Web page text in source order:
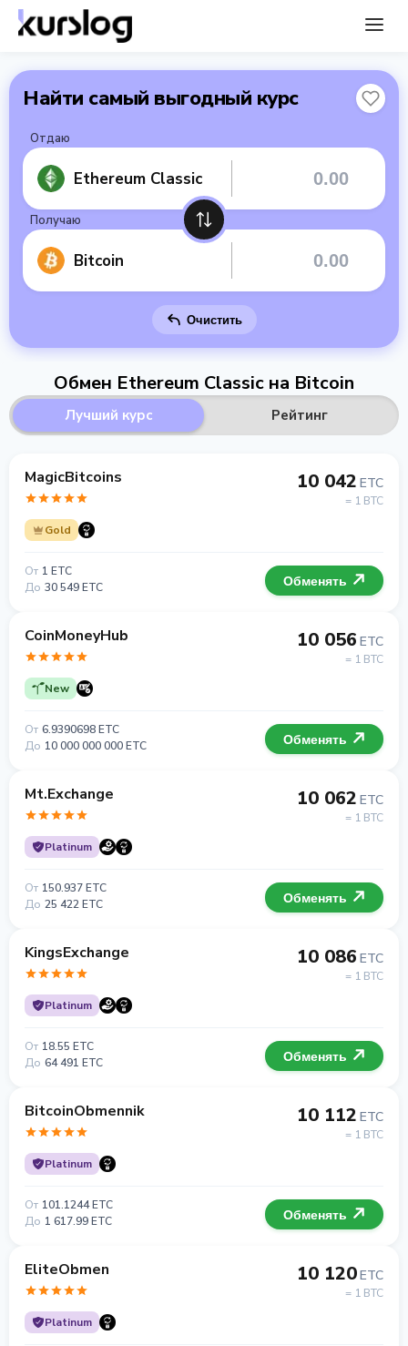
Найти самый выгодный курс
Отдаю
Ethereum Classic
Получаю
Bitcoin
Очистить
Обмен Ethereum Classic на Bitcoin
Лучший курс Рейтинг
MagicBitcoins
Gold
10 042 ETC
= 1 BTC
От 1 ETC
До 30 549 ETC Обменять
CoinMoneyHub
New
10 056 ETC
= 1 BTC
От 6.9390698 ETC
До 10 000 000 000 ETC Обменять
Mt.Exchange
Platinum
10 062 ETC
= 1 BTC
От 150.937 ETC
До 25 422 ETC Обменять
KingsExchange
Platinum
10 086 ETC
= 1 BTC
От 18.55 ETC
До 64 491 ETC Обменять
BitcoinObmennik
Platinum
10 112 ETC
= 1 BTC
От 101.1244 ETC
До 1 617.99 ETC Обменять
EliteObmen
Platinum
10 120ETC
= 1 BTC